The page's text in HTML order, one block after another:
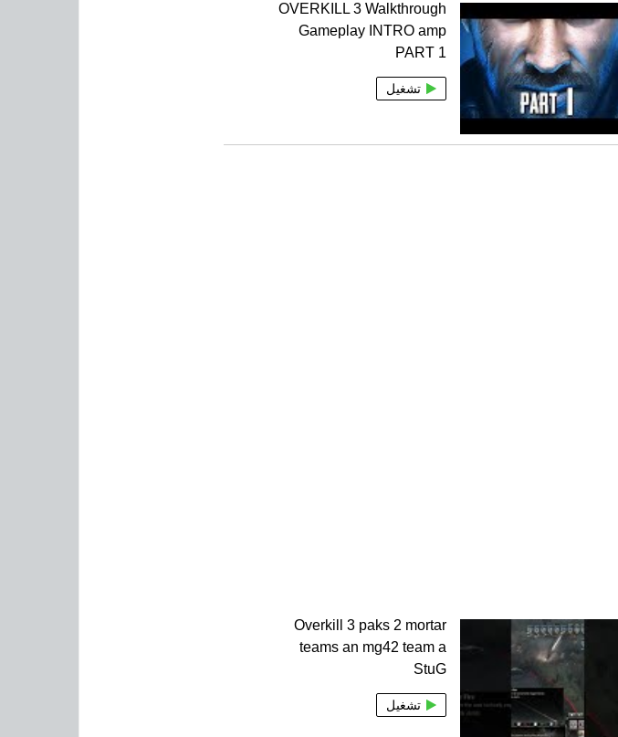
OVERKILL 3 Walkthrough
Gameplay INTRO amp
PART 1
تشغيل
Overkill 3 paks 2 mortar
teams an mg42 team a
StuG
تشغيل